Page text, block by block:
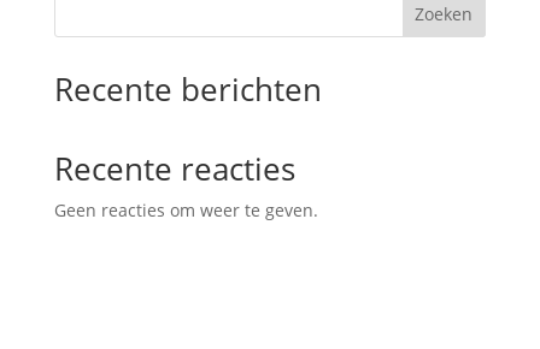
Zoeken
Recente berichten
Recente reacties
Geen reacties om weer te geven.